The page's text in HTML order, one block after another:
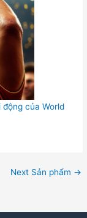
của World
Next Sản phẩm →